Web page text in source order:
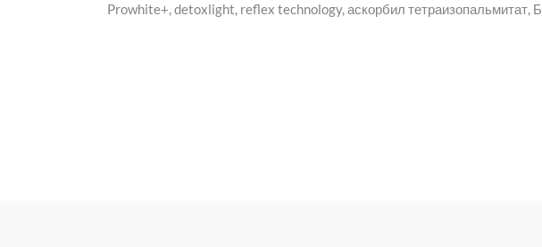
Prowhite+, detoxlight, reflex technology, аскорбил тетраизопальмитат,